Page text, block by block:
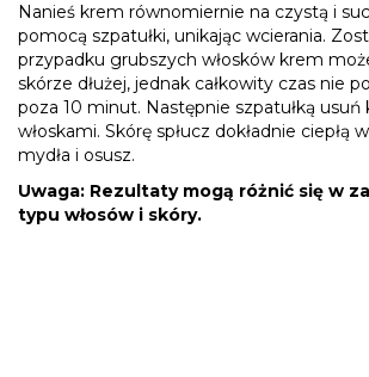
Nanieś krem równomiernie na czystą i
pomocą szpatułki, unikając wcierania.
przypadku grubszych włosków krem
skórze dłużej, jednak całkowity czas nie
poza 10 minut. Następnie szpatułką usuń
włoskami. Skórę spłucz dokładnie ciepłą
mydła i osusz.
Uwaga: Rezultaty mogą różnić się w
typu włosów i skóry.